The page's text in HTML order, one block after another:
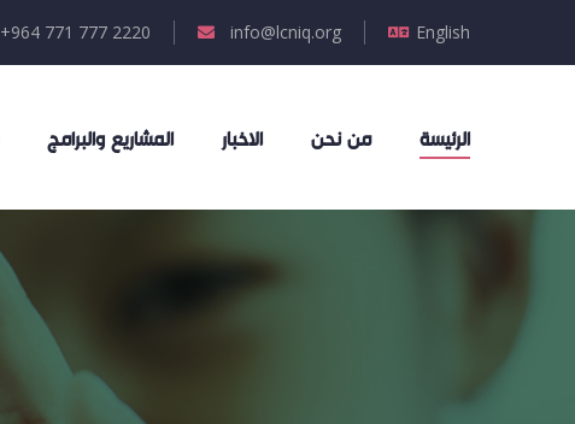
+964 771 777 2220 info@lcniq.org English
المشاريع والبرامج الاخبار من نحن الرئيسة